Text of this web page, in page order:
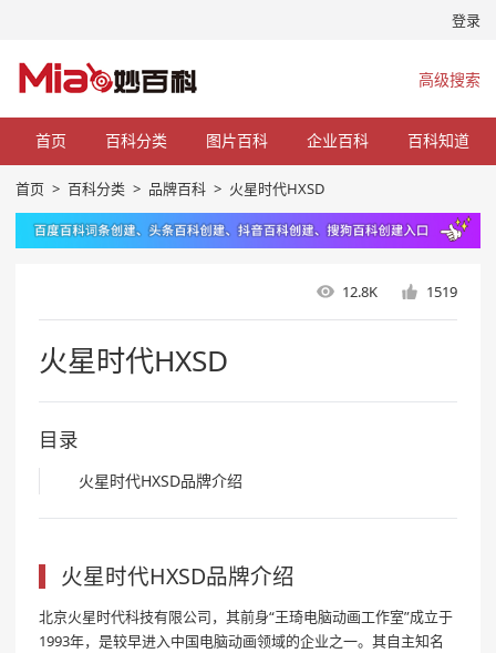
登录
高级搜索
首页 百科分类 图片百科 企业百科 百科知道
首页 > 百科分类 > 品牌百科 > 火星时代HXSD
12.8K 1519
火星时代HXSD
目录
火星时代HXSD品牌介绍
火星时代HXSD品牌介绍
北京火星时代科技有限公司，其前身“王琦电脑动画工作室”成立于
1993年，是较早进入中国电脑动画领域的企业之一。其自主知名